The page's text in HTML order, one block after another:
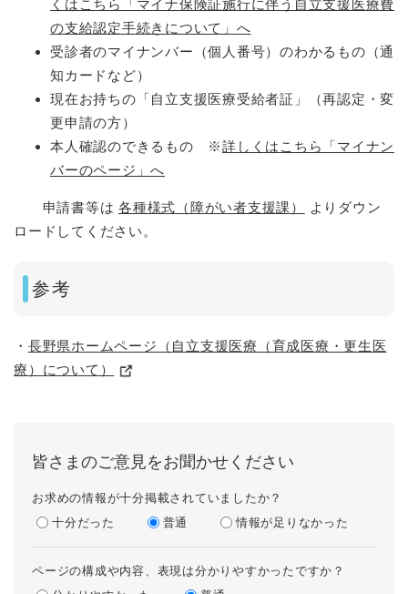
くはこちら「マイナ保険証施行に伴う自立支援医療費
の支給認定手続きについて」へ
受診者のマイナンバー（個人番号）のわかるもの（通
知カードなど）
現在お持ちの「自立支援医療受給者証」（再認定・変
更申請の方）
本人確認のできるもの ※詳しくはこちら「マイナン
バーのページ」へ
申請書等は 各種様式（障がい者支援課）
よりダウン
ロードしてください。
参考
・ 長野県ホームページ（自立支援医療（育成医療・更生医
療）について）
皆さまのご意見をお聞かせください
お求めの情報が十分掲載されていましたか？
十分だった
普通 情報が足りなかった
ページの構成や内容、表現は分かりやすかったですか？